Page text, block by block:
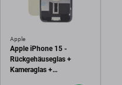
Apple
Apple iPhone 15 -
Rückgehäuseglas +
Kameraglas +